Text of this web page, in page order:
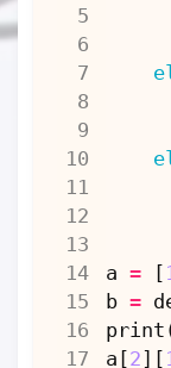
14
a = [
b =
print
a [2][